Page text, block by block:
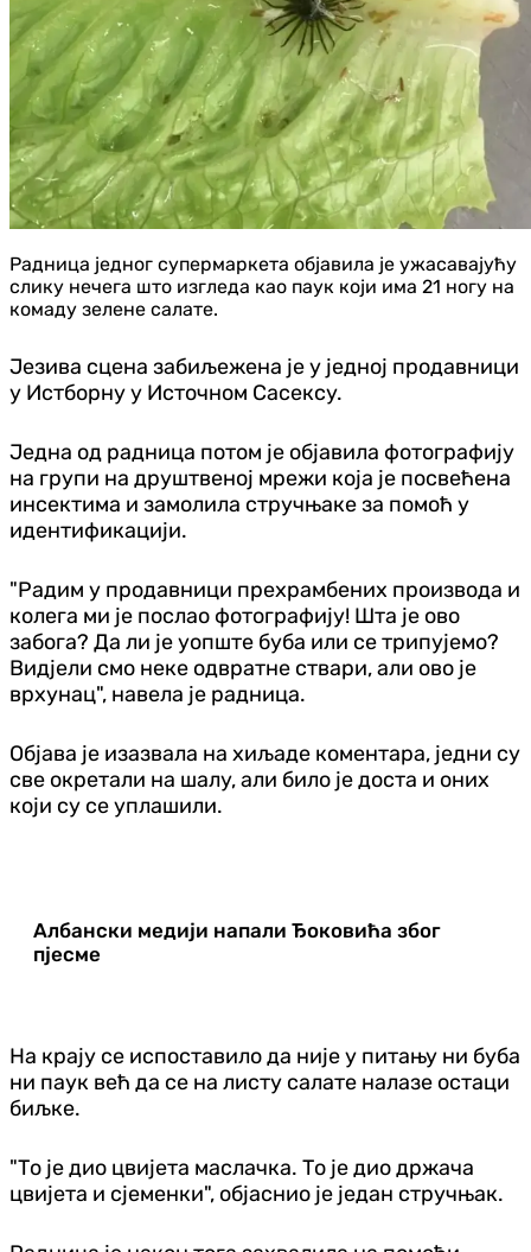
Радница једног супермаркета објавила је ужасавајућу
слику нечега што изгледа као паук који има 21 ногу на
комаду зелене салате.
Језива сцена забиљежена је у једној продавници
у Истборну у Источном Сасексу.
Једна од радница потом је објавила фотографију
на групи на друштвеној мрежи која је посвећена
инсектима и замолила стручњаке за помоћ у
идентификацији.
"Радим у продавници прехрамбених производа и
колега ми је послао фотографију! Шта је ово
забога? Да ли је уопште буба или се трипујемо?
Видјели смо неке одвратне ствари, али ово је
врхунац", навела је радница.
Објава је изазвала на хиљаде коментара, једни су
све окретали на шалу, али било је доста и оних
који су се уплашили.
Албански медији напали Ђоковића због
пјесме
На крају се испоставило да није у питању ни буба
ни паук већ да се на листу салате налазе остаци
биљке.
"То је дио цвијета маслачка. То је дио држача
цвијета и сјеменки", објаснио је један стручњак.